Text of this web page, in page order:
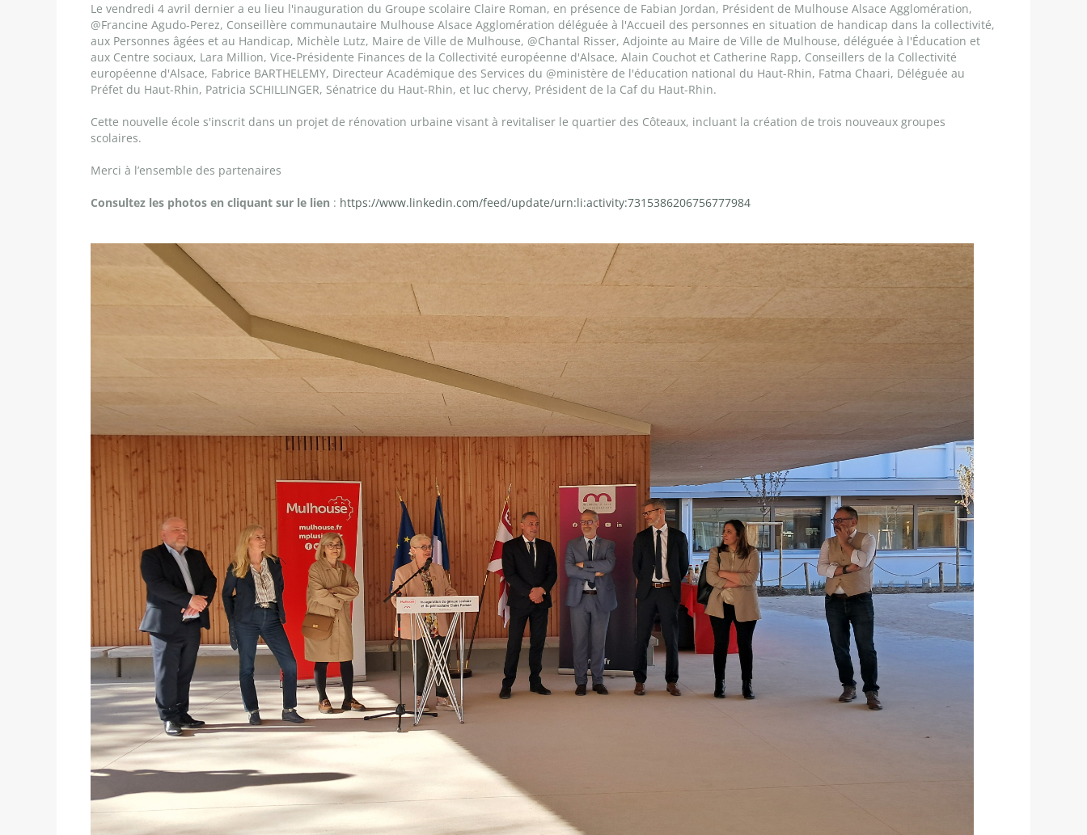
Le vendredi 4 avril dernier a eu lieu l'inauguration du Groupe scolaire Claire Roman, en présence de Fabian Jordan, Président de Mulhouse Alsace Agglomération,
@Francine Agudo-Perez, Conseillère communautaire Mulhouse Alsace Agglomération déléguée à l'Accueil des personnes en situation de handicap dans la collectivité,
aux Personnes âgées et au Handicap, Michèle Lutz, Maire de Ville de Mulhouse, @Chantal Risser, Adjointe au Maire de Ville de Mulhouse, déléguée à l'Éducation et
aux Centre sociaux, Lara Million, Vice-Présidente Finances de la Collectivité européenne d'Alsace, Alain Couchot et Catherine Rapp, Conseillers de la Collectivité
européenne d'Alsace, Fabrice BARTHELEMY, Directeur Académique des Services du @ministère de l'éducation national du Haut-Rhin, Fatma Chaari, Déléguée au
Préfet du Haut-Rhin, Patricia SCHILLINGER, Sénatrice du Haut-Rhin, et luc chervy, Président de la Caf du Haut-Rhin.
Cette nouvelle école s'inscrit dans un projet de rénovation urbaine visant à revitaliser le quartier des Côteaux, incluant la création de trois nouveaux groupes
scolaires.
Merci à l’ensemble des partenaires
Consultez les photos en cliquant sur le lien : https://www.linkedin.com/feed/update/urn:li:activity:7315386206756777984